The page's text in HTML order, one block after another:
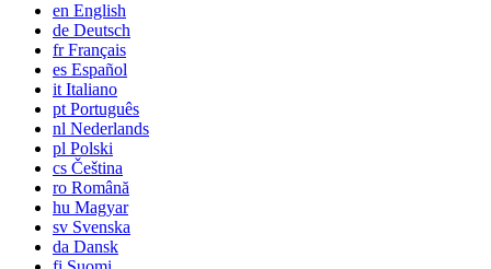
en English
de Deutsch
frFrançais
es Español
it Italiano
pt Português
nl Nederlands
pl Polski
cs Čeština
ro Română
hu Magyar
sv Svenska
da Dansk